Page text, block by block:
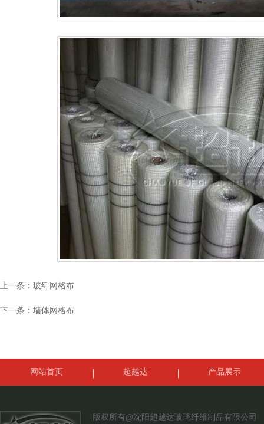
上一条： 玻纤网格布
下一条： 墙体网格布
网站首页 超越达 产品展示
版权所有@沈阳超越达玻璃纤维制品有限公司